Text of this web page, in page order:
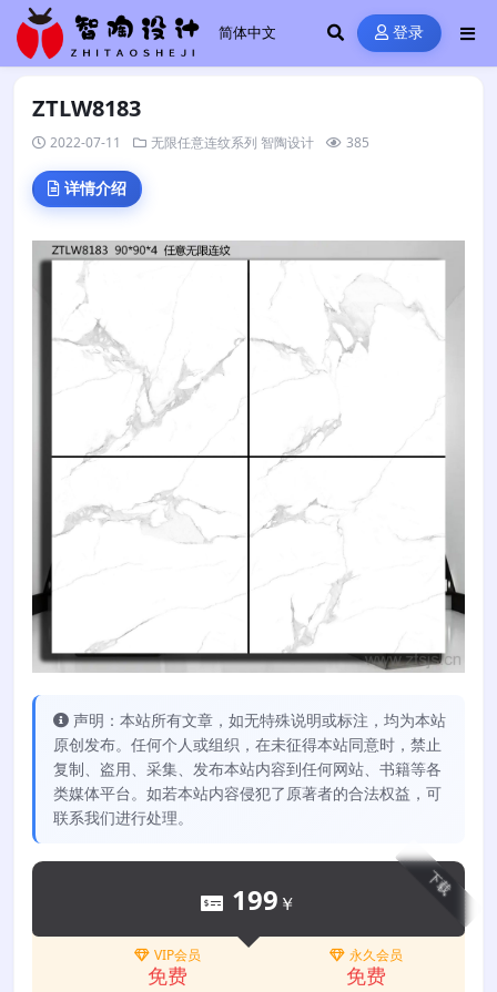
登录
ZTLW8183
2022-07-11 无限任意连纹系列 智陶设计 385
详情介绍
声明：本站所有文章，如无特殊说明或标注，均为本站
原创发布。任何个人或组织，在未征得本站同意时，禁止
复制、盗用、采集、发布本站内容到任何网站、书籍等各
类媒体平台。如若本站内容侵犯了原著者的合法权益，可
联系我们进行处理。
下载
199 ￥
VIP会员
免费
永久会员
免费